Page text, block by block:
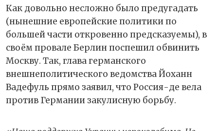
Как довольно несложно было предугадать
(нынешние европейские политики по
большей части откровенно предсказуемы), в
своём провале Берлин поспешил обвинить
Москву. Так, глава германского
внешнеполитического ведомства Йоханн
Вадефуль прямо заявил, что Россия-де вела
против Германии закулисную борьбу.